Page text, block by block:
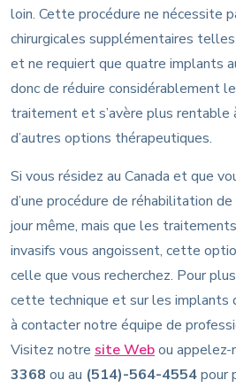
loin. Cette procédure ne nécessite
chirurgicales supplémentaires
et ne requiert que quatre implants
donc de réduire considérablement
traitement et s’avère plus rentable
d’autres options thérapeutiques.
Si vous résidez au Canada et que
d’une procédure de réhabilitation
jour même, mais que les
invasifs vous angoissent, cette
celle que vous recherchez. Pour
cette technique et sur les implants
à contacter notre équipe de
Visitez notre site Webou appelez-
3368 ou au (514)-564-4554pour